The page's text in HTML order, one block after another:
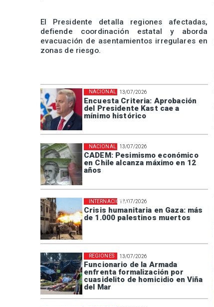
13/07/2026
Encuesta Criteria: Aprobación
del Presidente Kast cae a
mínimo histórico
NACIONAL
13/07/2026
CADEM: Pesimismo económico
en Chile alcanza máximo en 12
años
NACIONAL
13/07/2026
Crisis humanitaria en Gaza: más
de 1.000 palestinos muertos
INTERNACIONAL
13/07/2026
Funcionario de la Armada
enfrenta formalización por
cuasidelito de homicidio en Viña
del Mar
REGIONES
El Presidente detalla regiones afectadas,
defiende coordinación estatal y aborda
evacuación de asentamientos irregulares en
zonas de riesgo.